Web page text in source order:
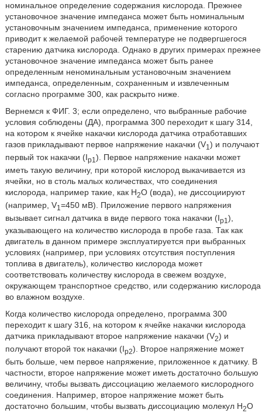
номинальное определение содержания кислорода. Прежнее
установочное значение импеданса может быть номинальным
установочным значением импеданса, применение которого
приводит к желаемой рабочей температуре не подвергшегося
старению датчика кислорода. Однако в других примерах прежнее
установочное значение импеданса может быть ранее
определенным неноминальным установочным значением
импеданса, определенным, сохраненным и извлеченным
согласно программе 300, как раскрыто ниже.
Вернемся к ФИГ. 3; если определено, что выбранные рабочие
условия соблюдены (ДА), программа 300 переходит к шагу 314,
на котором к ячейке накачки кислорода датчика отработавших
газов прикладывают первое напряжение накачки (V1 ) и получают
первый ток накачки (Ip1 ). Первое напряжение накачки может
иметь такую величину, при которой кислород выкачивается из
ячейки, но в столь малых количествах, что соединения
кислорода, например такие, как H2O (вода), не диссоциируют
(например, V1 =450 мВ). Приложение первого напряжения
вызывает сигнал датчика в виде первого тока накачки (Ip1 ),
указывающего на количество кислорода в пробе газа. Так как
двигатель в данном примере эксплуатируется при выбранных
условиях (например, при условиях отсутствия поступления
топлива в двигатель), количество кислорода может
соответствовать количеству кислорода в свежем воздухе,
окружающем транспортное средство, или содержанию кислорода
во влажном воздухе.
Когда количество кислорода определено, программа 300
переходит к шагу 316, на котором к ячейке накачки кислорода
датчика прикладывают второе напряжение накачки (V2) и
получают второй ток накачки (Ip2). Второе напряжение может
быть больше, чем первое напряжение, приложенное к датчику. В
частности, второе напряжение может иметь достаточно большую
величину, чтобы вызвать диссоциацию желаемого кислородного
соединения. Например, второе напряжение может быть
достаточно большим, чтобы вызвать диссоциацию молекул H2O